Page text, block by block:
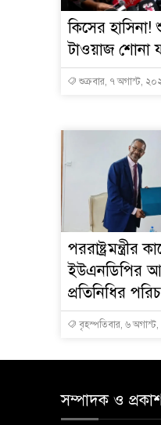
কিসের
টাওয়াজ শোনা
শুক্রবার, ৭ অগাস্ট,
পররাষ্ট্রমন্ত্রীর
ইউএনডিপির
প্রতিনিধির
বৃহস্পতিবার, ৬
সম্পাদক ও